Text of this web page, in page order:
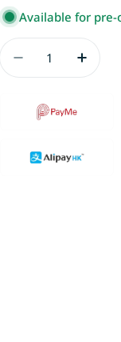
Available for pre-
Decrease